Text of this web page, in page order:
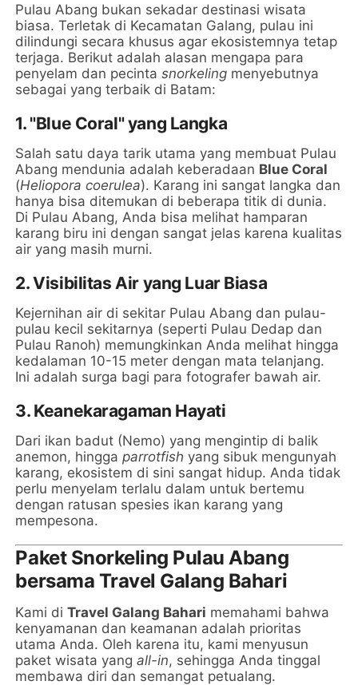
Pulau Abang bukan sekadar destinasi wisata
biasa. Terletak di Kecamatan Galang, pulau ini
dilindungi secara khusus agar ekosistemnya tetap
terjaga. Berikut adalah alasan mengapa para
penyelam dan pecintasnorkeling menyebutnya
sebagai yang terbaik di Batam:
1. "Blue Coral" yang Langka
Salah satu daya tarik utama yang membuat Pulau
Abang mendunia adalah keberadaan Blue Coral
(Heliopora coerulea). Karang ini sangat langka dan
hanya bisa ditemukan di beberapa titik di dunia.
Di Pulau Abang, Anda bisa melihat hamparan
karang biru ini dengan sangat jelas karena kualitas
air yang masih murni.
2. Visibilitas Air yang Luar Biasa
Kejernihan air di sekitar Pulau Abang dan pulau-
pulau kecil sekitarnya (seperti Pulau Dedap dan
Pulau Ranoh) memungkinkan Anda melihat hingga
kedalaman 10-15 meter dengan mata telanjang.
Ini adalah surga bagi para fotografer bawah air.
3. Keanekaragaman Hayati
Dari ikan badut (Nemo) yang mengintip di balik
anemon, hinggaparrotfish yang sibuk mengunyah
karang, ekosistem di sini sangat hidup. Anda tidak
perlu menyelam terlalu dalam untuk bertemu
dengan ratusan spesies ikan karang yang
mempesona.
Paket Snorkeling Pulau Abang
bersama Travel Galang Bahari
Kami diTravel Galang Bahari memahami bahwa
kenyamanan dan keamanan adalah prioritas
utama Anda. Oleh karena itu, kami menyusun
paket wisata yangall-in, sehingga Anda tinggal
membawa diri dan semangat petualang.